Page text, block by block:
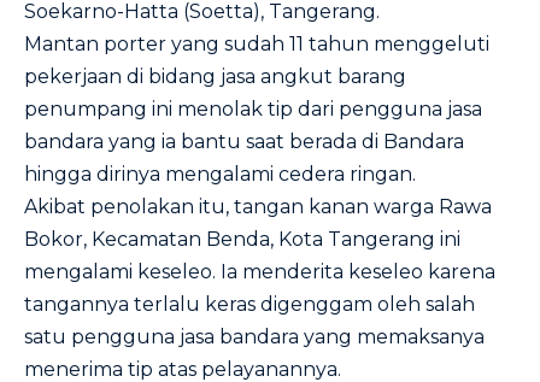
Soekarno-Hatta (Soetta), Tangerang.
Mantan porter yang sudah 11 tahun menggeluti
pekerjaan di bidang jasa angkut barang
penumpang ini menolak tip dari pengguna jasa
bandara yang ia bantu saat berada di Bandara
hingga dirinya mengalami cedera ringan.
Akibat penolakan itu, tangan kanan warga Rawa
Bokor, Kecamatan Benda, Kota Tangerang ini
mengalami keseleo. Ia menderita keseleo karena
tangannya terlalu keras digenggam oleh salah
satu pengguna jasa bandara yang memaksanya
menerima tip atas pelayanannya.